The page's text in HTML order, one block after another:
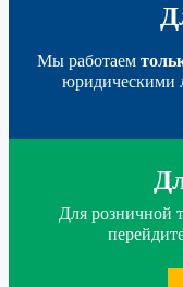
Мы работаем
юридическими
Для розничной